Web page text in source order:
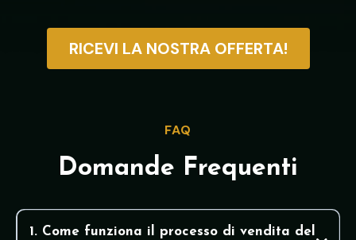
RICEVI LA NOSTRA OFFERTA!
FAQ
Domande Frequenti
1. Come funziona il processo di vendita del